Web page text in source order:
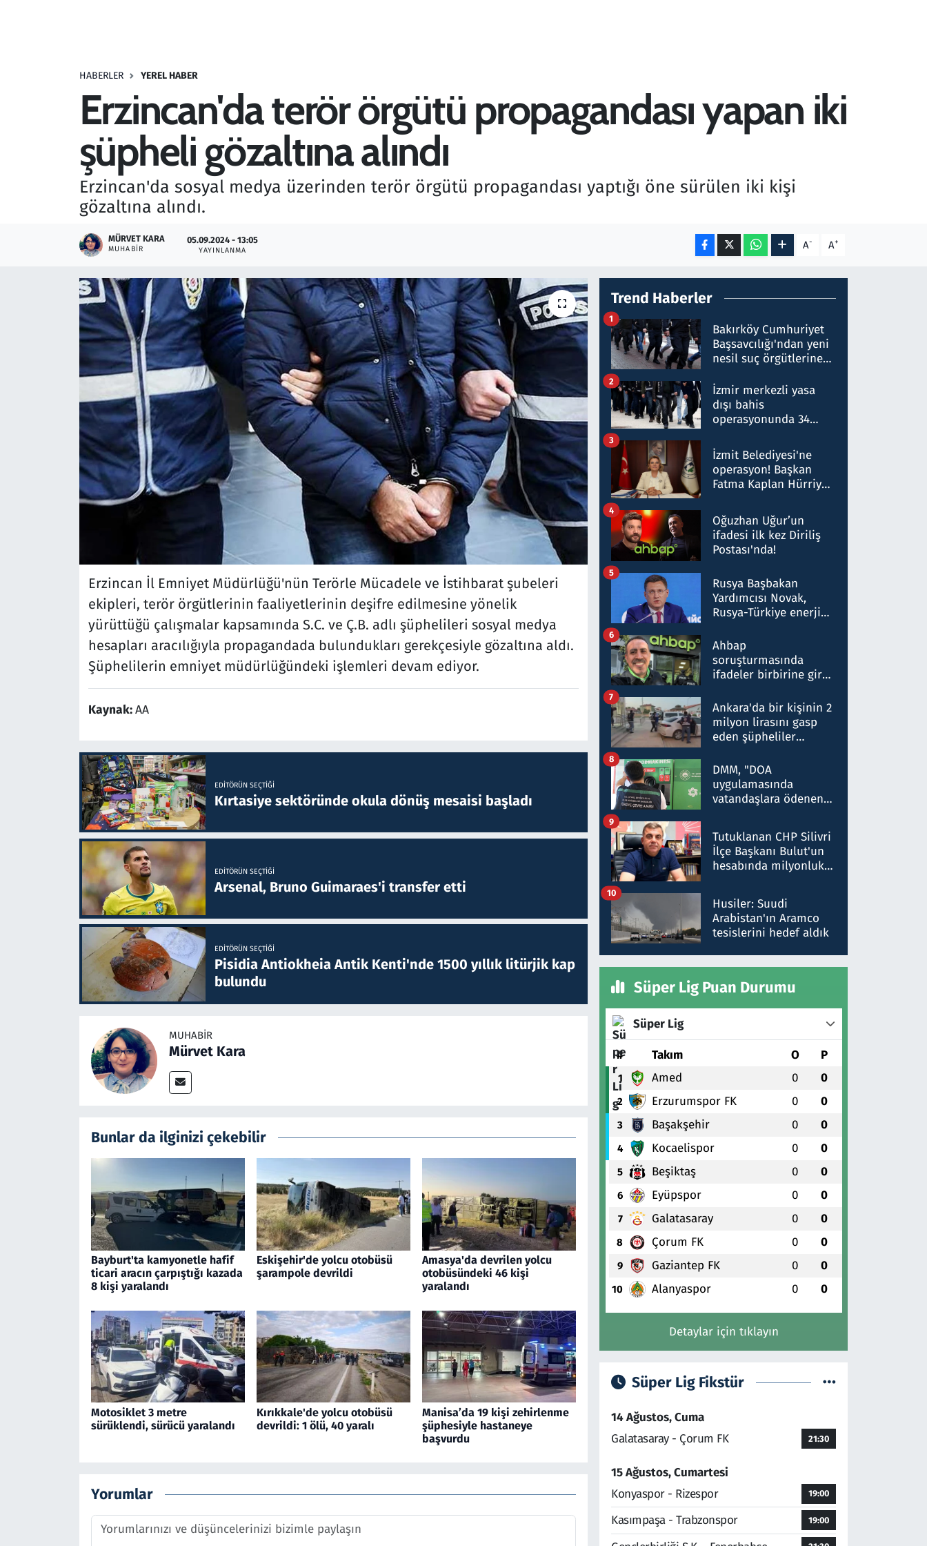
HABERLER YEREL HABER
Erzincan'da terör örgütü propagandası yapan iki
şüpheli gözaltına alındı
Erzincan'da sosyal medya üzerinden terör örgütü propagandası yaptığı öne sürülen iki kişi
gözaltına alındı.
MÜRVET KARA
MUHABIR
05.09.2024 - 13:05
YAYINLANMA A- A+
Erzincan İl Emniyet Müdürlüğü'nün Terörle Mücadele ve İstihbarat şubeleri
ekipleri, terör örgütlerinin faaliyetlerinin deşifre edilmesine yönelik
yürüttüğü çalışmalar kapsamında S.C. ve Ç.B. adlı şüphelileri sosyal medya
hesapları aracılığıyla propagandada bulundukları gerekçesiyle gözaltına aldı.
Şüphelilerin emniyet müdürlüğündeki işlemleri devam ediyor.
Kaynak:AA
EDITÖRÜN SEÇTIĞI
Kırtasiye sektöründe okula dönüş mesaisi başladı
EDITÖRÜN SEÇTIĞI
Arsenal, Bruno Guimaraes'i transfer etti
EDITÖRÜN SEÇTIĞI
Pisidia Antiokheia Antik Kenti'nde 1500 yıllık litürjik kap
bulundu
MUHABIR
Mürvet Kara
Bunlar da ilginizi çekebilir
Bayburt'ta kamyonetle hafif
ticari aracın çarpıştığı kazada
8 kişi yaralandı
Eskişehir'de yolcu otobüsü
şarampole devrildi
Amasya'da devrilen yolcu
otobüsündeki 46 kişi
yaralandı
Motosiklet 3 metre
sürüklendi, sürücü yaralandı
Kırıkkale'de yolcu otobüsü
devrildi: 1 ölü, 40 yaralı
Manisa’da 19 kişi zehirlenme
şüphesiyle hastaneye
başvurdu
Yorumlar
Trend Haberler
Bakırköy Cumhuriyet
Başsavcılığı'ndan yeni
nesil suç örgütlerine
hakkında gözaltı kararı
1
İzmir merkezli yasa
dışı bahis
operasyonunda 34
Milyar liralık para
trafiği tespit edildi
2
İzmit Belediyesi'ne
operasyon! Başkan
Fatma Kaplan Hürriyet
3
Oğuzhan Uğur’un
ifadesi ilk kez Diriliş
Postası'nda!
4
Rusya Başbakan
Yardımcısı Novak,
Rusya-Türkiye enerji
nitelikte olduğunu
belirtti
5
Ahbap
soruşturmasında
ifadeler birbirine girdi:
ifadelerinden ortaya
çıkan tablo şok etti
6
Ankara'da bir kişinin 2
milyon lirasını gasp
eden şüpheliler
7
DMM, "DOA
uygulamasında
vatandaşlara ödenen
düşürüldüğü" iddiasını
yalanladı
8
Tutuklanan CHP Silivri
İlçe Başkanı Bulut'un
hesabında milyonluk
talimat verdi, ben
gönderdim
9
Husiler: Suudi
Arabistan'ın Aramco
tesislerini hedef aldık
10
Süper Lig Puan Durumu
Süper Lig
# Takım O P
1 Amed 0 0
2 Erzurumspor FK 0 0
3 Başakşehir 0 0
4 Kocaelispor 0 0
5 Beşiktaş 0 0
6 Eyüpspor 0 0
7 Galatasaray 0 0
8 Çorum FK 0 0
9 Gaziantep FK 0 0
10 Alanyaspor 0 0
Detaylar için tıklayın
Süper Lig Fikstür
14 Ağustos, Cuma
Galatasaray - Çorum FK
21:30
15 Ağustos, Cumartesi
Konyaspor - Rizespor
19:00
Kasımpaşa - Trabzonspor 19:00
Savunma Sanayi
Seçim 2023
Teknoloji ve Bilim
Televizyon